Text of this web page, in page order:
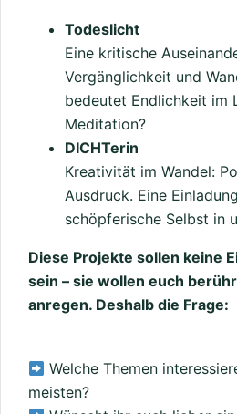
Todeslicht
Eine kritische
Vergänglichkeit und
bedeutet Endlichkeit im
Meditation?
DICHTerin
Kreativität im Wandel:
Ausdruck. Eine
schöpferische Selbst in
Diese Projekte sollen keine
sein – sie wollen euch
anregen. Deshalb die Frage:
Welche Themen
meisten?